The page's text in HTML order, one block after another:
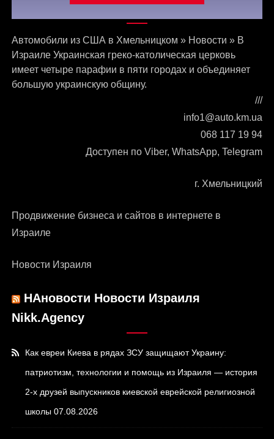
Связаться с нами
Автомобили из США в Хмельницком » Новости » В
Израиле Украинская греко-католическая церковь
имеет четыре парафии в пяти городах и объединяет
большую украинскую общину.
///
info1@auto.km.ua
068 117 19 94
Доступен по Viber, WhatsApp, Telegram
г. Хмельницкий
Продвижение бизнеса и сайтов в интернете в
Израиле
Новости Израиля
НАновости Новости Израиля
Nikk.Agency
Как евреи Киева в рядах ЗСУ защищают Украину:
патриотизм, технологии и помощь из Израиля — история
2-х друзей выпускников киевской еврейской религиозной
школы 07.08.2026